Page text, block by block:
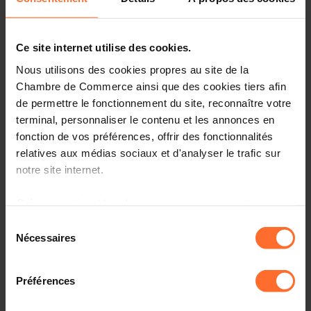
Ce site internet utilise des cookies.
Nous utilisons des cookies propres au site de la
Chambre de Commerce ainsi que des cookies tiers afin
de permettre le fonctionnement du site, reconnaître votre
terminal, personnaliser le contenu et les annonces en
fonction de vos préférences, offrir des fonctionnalités
relatives aux médias sociaux et d'analyser le trafic sur
notre site internet.
à l’exception des cookies strictement nécessaires au
fonctionnement du site. Une description des différents
cookies est accessible sous l’onglet « Détails » ci-
dessus.
Nécessaires
Préférences
Read more